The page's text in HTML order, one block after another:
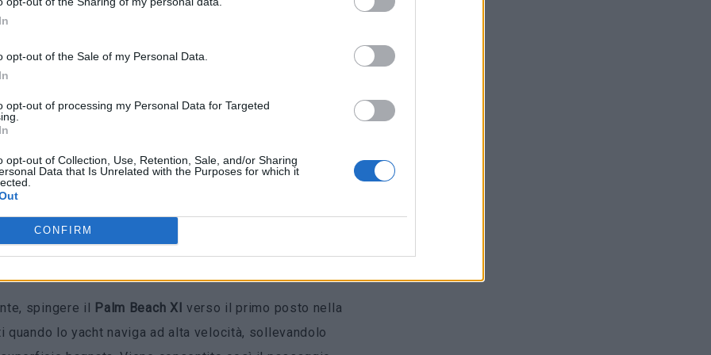
opt-out of the Sale of my Personal Data.
opt-out of processing my Personal Data for Targeted
opt-out of Collection, Use, Retention, Sale, and/or Sharing
Data that Is Unrelated with the Purposes for which it
CONFIRM
alla linea di partenza dell’80ª Rolex Sydney
ancora del tutto pronti”, ha dichiarato
è stato confermare l’integrità strutturale del
spingere il Palm Beach XI verso il primo posto nella
lo yacht naviga ad alta velocità, sollevandolo